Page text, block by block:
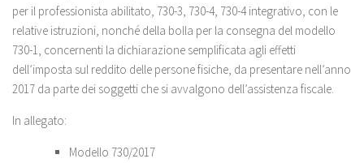
per il professionista abilitato, 730-3, 730-4, 730-4 integrativo, con le
relative istruzioni, nonché della bolla per la consegna del modello
730-1, concernenti la dichiarazione semplificata agli effetti
dell’imposta sul reddito delle persone fisiche, da presentare nell’anno
2017 da parte dei soggetti che si avvalgono dell’assistenza fiscale.
In allegato:
Modello 730/2017